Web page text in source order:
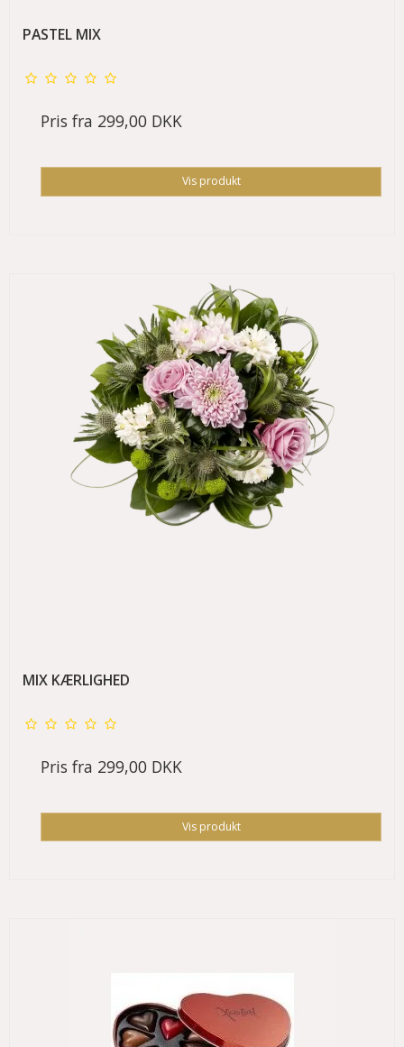
PASTEL MIX
Pris fra 299,00 DKK
Vis produkt
MIX KÆRLIGHED
Pris fra 299,00 DKK
Vis produkt